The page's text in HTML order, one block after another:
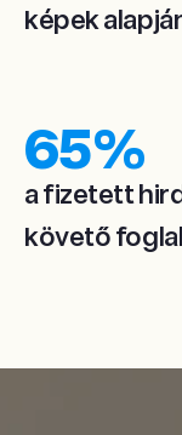
képek
65%
a fizetett
követő